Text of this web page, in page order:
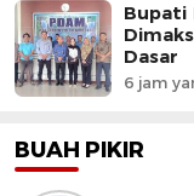
Bupati
Dasar
6 jam
BUAH PIKIR